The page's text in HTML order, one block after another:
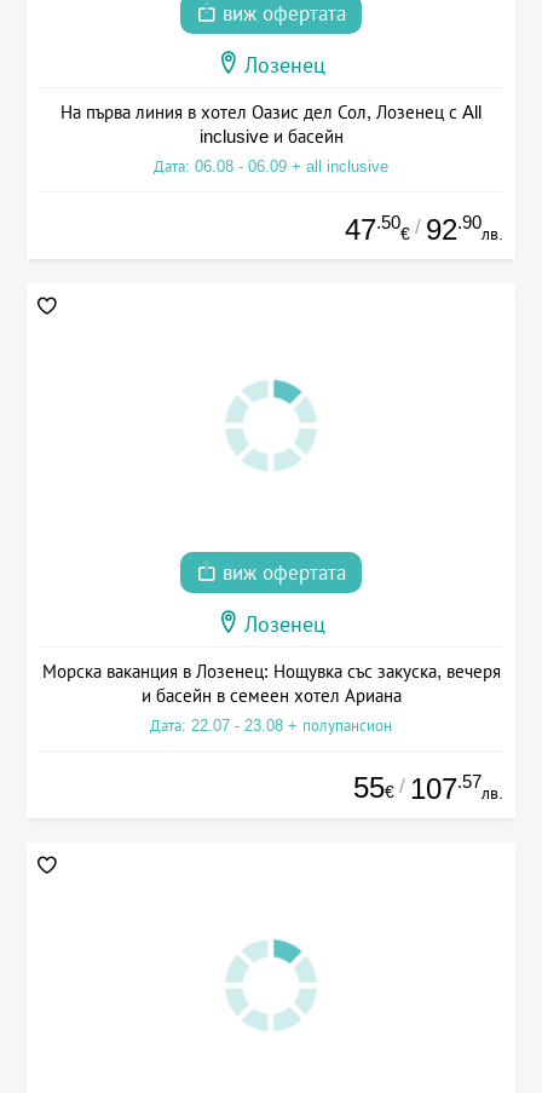
виж офертата
Лозенец
На първа линия в хотел Оазис дел Сол, Лозенец с All
inclusive и басейн
Дата: 06.08 - 06.09 + all inclusive
47.50
€ / 92.90
лв.
виж офертата
Лозенец
Морска ваканция в Лозенец: Нощувка със закуска, вечеря
и басейн в семеен хотел Ариана
Дата: 22.07 - 23.08 + полупансион
55€ / 107.57
лв.